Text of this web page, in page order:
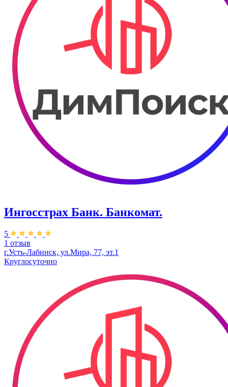
Ингосстрах Банк. Банкомат.
5
1 отзыв
г.Усть-Лабинск, ул.​Мира, 77, эт.1
Круглосуточно